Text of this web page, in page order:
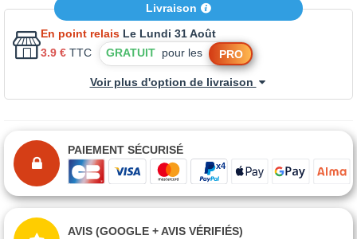
Livraison
En point relais Le Lundi 31 Août
3.9 € TTC GRATUIT pour les PRO
Voir plus d'option de livraison
PAIEMENT SÉCURISÉ
AVIS (GOOGLE + AVIS VÉRIFIÉS)